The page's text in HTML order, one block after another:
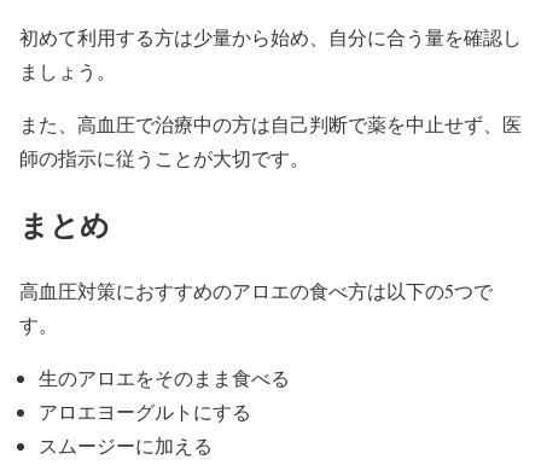
初めて利用する方は少量から始め、自分に合う量を確認し
ましょう。
また、高血圧で治療中の方は自己判断で薬を中止せず、医
師の指示に従うことが大切です。
まとめ
高血圧対策におすすめのアロエの食べ方は以下の5つで
す。
生のアロエをそのまま食べる
アロエヨーグルトにする
スムージーに加える